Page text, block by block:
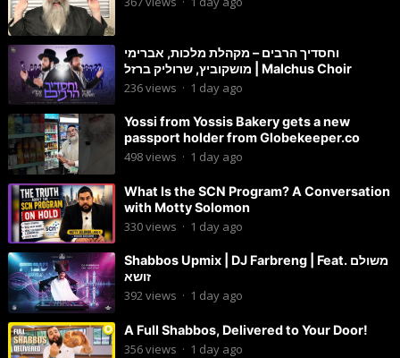
וחסדיך הרבים – מקהלת מלכות, אברימי
מושקוביץ, שרוליק ברזל | Malchus Choir
236views · 1 day ago
Yossi from Yossis Bakery gets a new
passport holder from Globekeeper.co
498views · 1 day ago
What Is the SCN Program? A Conversation
with Motty Solomon
330views · 1 day ago
Shabbos Upmix | DJ Farbreng | Feat. משולם
זושא
392views · 1 day ago
A Full Shabbos, Delivered to Your Door!
356views · 1 day ago